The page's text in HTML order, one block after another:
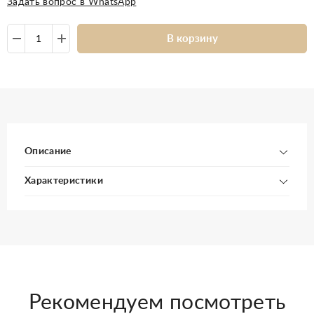
Задать вопрос в WhatsApp
В корзину
Описание
Характеристики
Рекомендуем посмотреть